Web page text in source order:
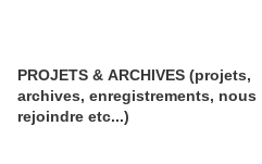
PROJETS & ARCHIVES (projets,
archives, enregistrements, nous
rejoindre etc...)